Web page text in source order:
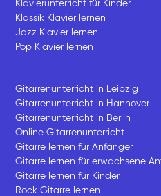
Klavierunterricht für Kinder
Klassik Klavier lernen
Jazz Klavier lernen
Pop Klavier lernen
Gitarrenunterricht in Leipzig
Gitarrenunterricht in Hannover
Gitarrenunterricht in Berlin
Online Gitarrenunterricht
Gitarre lernen für Anfänger
Gitarre lernen für erwachsene
Gitarre lernen für Kinder
Rock Gitarre lernen